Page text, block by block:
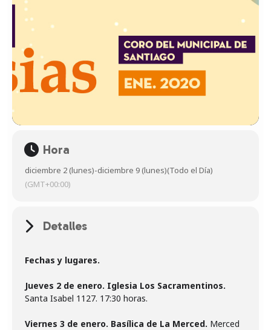
Hora
diciembre 2 (lunes)-diciembre 9 (lunes)(Todo el Día)
(GMT+00:00)
Detalles
Fechas y lugares.
Jueves 2 de enero. Iglesia Los Sacramentinos.
Santa Isabel 1127. 17:30 horas.
Viernes 3 de enero. Basílica de La Merced. Merced